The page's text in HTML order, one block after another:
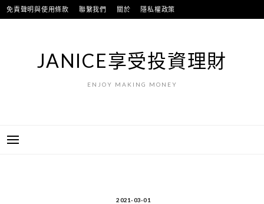
跳
至
免責聲明與使用條款 聯繫我們 關於 隱私權政策
JANICE享受投資理財
ENJOY MAKING MONEY
2021-03-01